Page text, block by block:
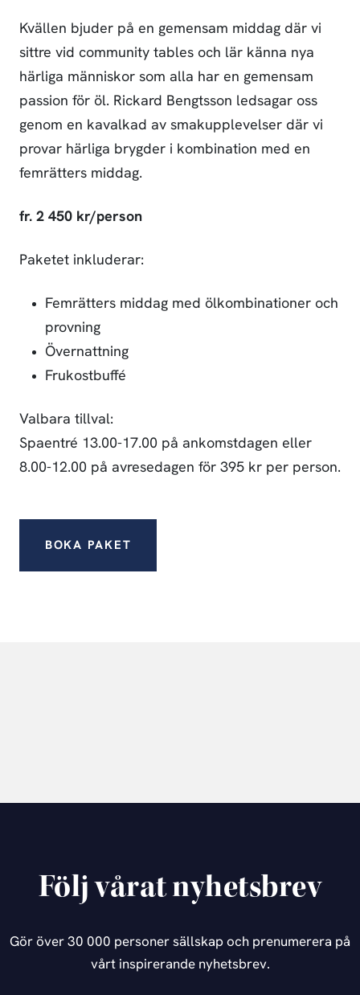
Kvällen bjuder på en gemensam middag där vi
sittre vid community tables och lär känna nya
härliga människor som alla har en gemensam
passion för öl. Rickard Bengtsson ledsagar oss
genom en kavalkad av smakupplevelser där vi
provar härliga brygder i kombination med en
femrätters middag.
fr. 2 450 kr/person
Paketet inkluderar:
Femrätters middag med ölkombinationer och
provning
Övernattning
Frukostbuffé
Valbara tillval:
Spaentré 13.00-17.00 på ankomstdagen eller
8.00-12.00 på avresedagen för 395 kr per person.
BOKA PAKET
Följ vårat nyhetsbrev
Gör över 30 000 personer sällskap och prenumerera på
vårt inspirerande nyhetsbrev.